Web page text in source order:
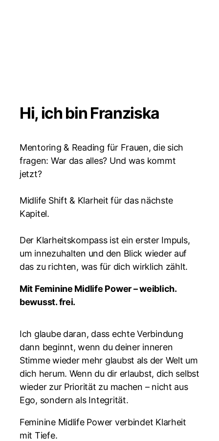
Hi, ich bin Franziska
Mentoring & Reading für Frauen, die sich
fragen: War das alles? Und was kommt
jetzt?
Midlife Shift & Klarheit für das nächste
Kapitel.
Der Klarheitskompass ist ein erster Impuls,
um innezuhalten und den Blick wieder auf
das zu richten, was für dich wirklich zählt.
Mit Feminine Midlife Power – weiblich.
bewusst. frei.
Ich glaube daran, dass echte Verbindung
dann beginnt, wenn du deiner inneren
Stimme wieder mehr glaubst als der Welt um
dich herum. Wenn du dir erlaubst, dich selbst
wieder zur Priorität zu machen – nicht aus
Ego, sondern als Integrität.
Feminine Midlife Power verbindet Klarheit
mit Tiefe.